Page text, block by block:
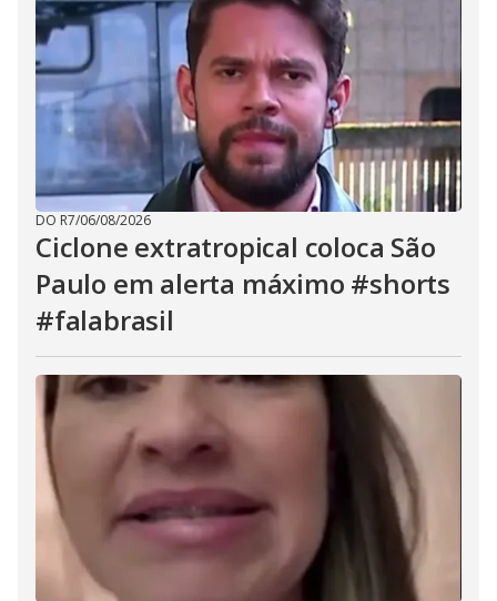
DO R7/06/08/2026
Ciclone extratropical coloca São
Paulo em alerta máximo #shorts
#falabrasil